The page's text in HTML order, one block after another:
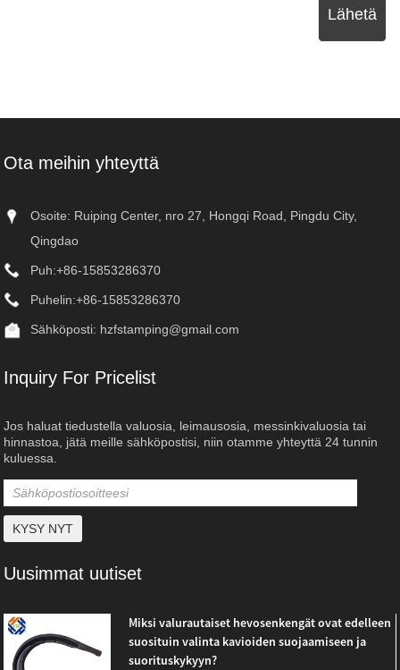
Lähetä
Ota meihin yhteyttä
Osoite: Ruiping Center, nro 27, Hongqi Road, Pingdu City,
Qingdao
Puh:+86-15853286370
Puhelin:+86-15853286370
Sähköposti: hzfstamping@gmail.com
Inquiry For Pricelist
Jos haluat tiedustella valuosia, leimausosia, messinkivaluosia tai
hinnastoa, jätä meille sähköpostisi, niin otamme yhteyttä 24 tunnin
kuluessa.
Uusimmat uutiset
Miksi valurautaiset hevosenkengät ovat edelleen
suosituin valinta kavioiden suojaamiseen ja
suorituskykyyn?